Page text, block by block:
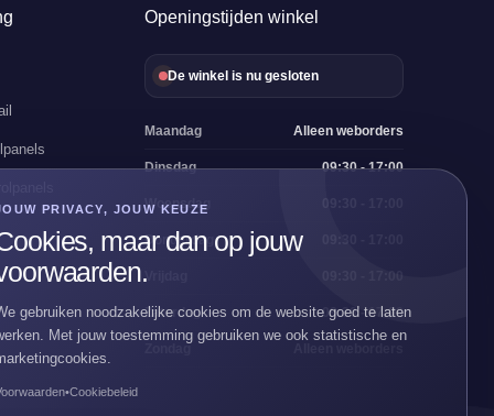
PRIVACY, JOUW KEUZE
maar dan op jouw
gebruiken noodzakelijke cookies om de website goed te laten
Met jouw toestemming gebruiken we ook statistische en
•Cookiebeleid
Openingstijden winkel
De winkel is nu gesloten
Maandag Alleen weborders
Dinsdag 09:30 - 17:00
Woensdag
Donderdag 09:30 - 17:00
Vrijdag
Zaterdag 09:30 - 17:00